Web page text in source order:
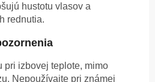
hustotu vlasov a
rednutia.
pri izbovej teplote, mimo
Nepoužívajte pri známej